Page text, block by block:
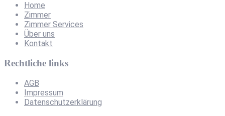
Home
Zimmer
Zimmer Services
Über uns
Kontakt
Rechtliche links
AGB
Impressum
Datenschutzerklärung